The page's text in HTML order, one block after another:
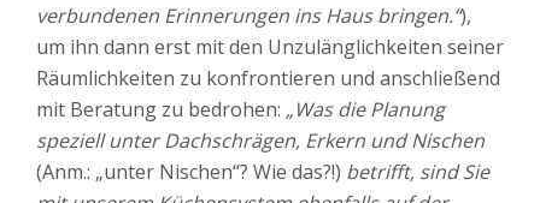
verbundenen Erinnerungen ins Haus bringen.“),
um ihn dann erst mit den Unzulänglichkeiten seiner
Räumlichkeiten zu konfrontieren und anschließend
mit Beratung zu bedrohen: „Was die Planung
speziell unter Dachschrägen, Erkern und Nischen
(Anm.: „unter Nischen“? Wie das?!) betrifft, sind Sie